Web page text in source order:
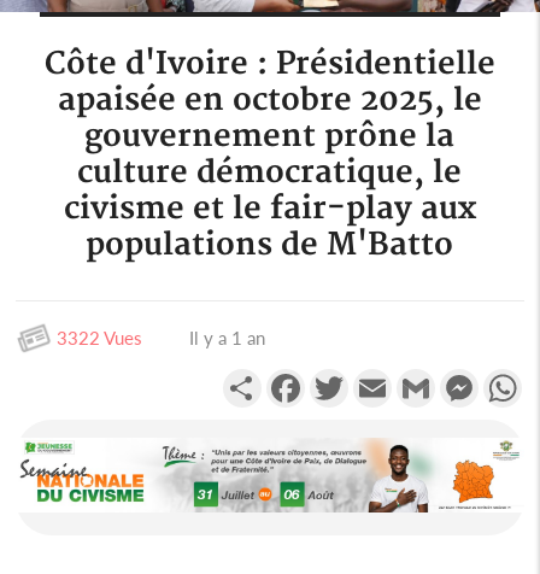
Côte d'Ivoire : Présidentielle
apaisée en octobre 2025, le
gouvernement prône la
culture démocratique, le
civisme et le fair-play aux
populations de M'Batto
3322 Vues Il y a 1 an
PartagerFacebookTwitterEmail Gmail